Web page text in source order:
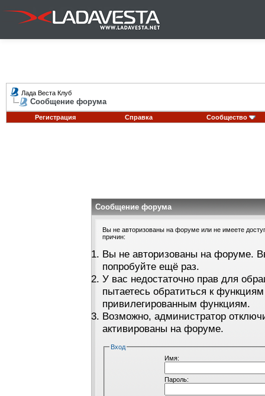
Лада Веста Клуб
Сообщение форума
Регистрация Справка Сообщество
Сообщение форума
Вы не авторизованы на форуме или не имеете
причин:
Вы не авторизованы на форуме.
попробуйте ещё раз.
У вас недостаточно прав для
пытаетесь обратиться к
привилегированным функциям.
Возможно, администратор
активированы на форуме.
Вход
Имя:
Пароль: